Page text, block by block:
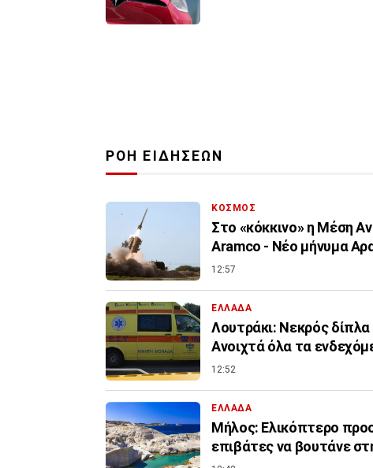
ΡΟΗ ΕΙΔΗΣΕΩΝ
ΚΟΣΜΟΣ
Στο «κόκκινο» η Μέση
Aramco - Νέο μήνυμα
12:57
ΕΛΛΑΔΑ
Λουτράκι: Νεκρός
Ανοιχτά όλα τα
12:52
ΕΛΛΑΔΑ
Μήλος: Ελικόπτερο
επιβάτες να βουτάνε